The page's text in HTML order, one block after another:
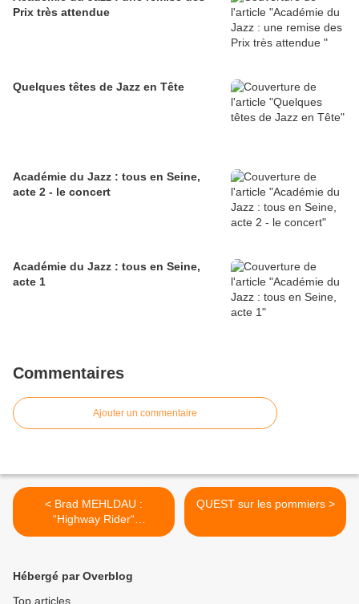
Prix très attendue
Quelques têtes de Jazz en Tête
Académie du Jazz : tous en Seine,
acte 2 - le concert
Académie du Jazz : tous en Seine,
acte 1
Commentaires
Ajouter un commentaire
< Brad MEHLDAU :
“Highway Rider“
(Nonesuch/Warner)
QUEST sur les pommiers >
Hébergé par Overblog
Top articles